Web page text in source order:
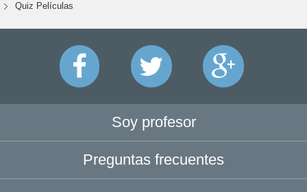
Quiz Películas
Soy profesor
Preguntas frecuentes